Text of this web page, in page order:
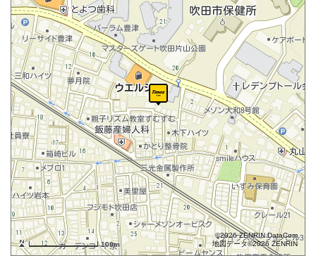
100m
©2026 ZENRIN DataCom
地図データ©2026 ZENRIN